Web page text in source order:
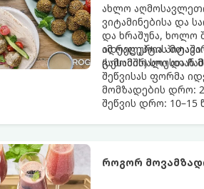
ახლო
ვიტამინებისა და
და ხრაშუნა, ხოლო
იდეალურია
(სესამის) სოუსთან
ამ რეცეპტის
გამომშრალი და
შეწვისას ფორმა
მომზადების დრო:
შეწვის დრო:
როგორ